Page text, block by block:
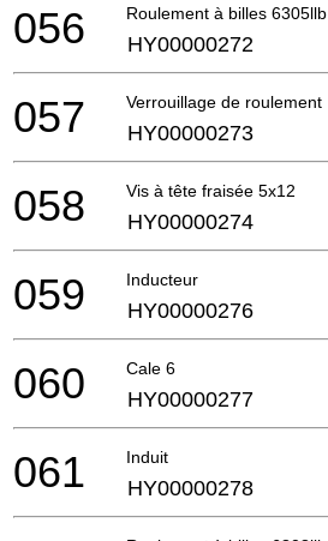
Roulement à billes 6305llb
056 HY00000272
Verrouillage de roulement
057 HY00000273
Vis à tête fraisée 5x12
058 HY00000274
Inducteur
059 HY00000276
Cale 6
060 HY00000277
Induit
061 HY00000278